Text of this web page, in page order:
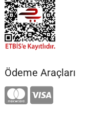
Ödeme Araçları